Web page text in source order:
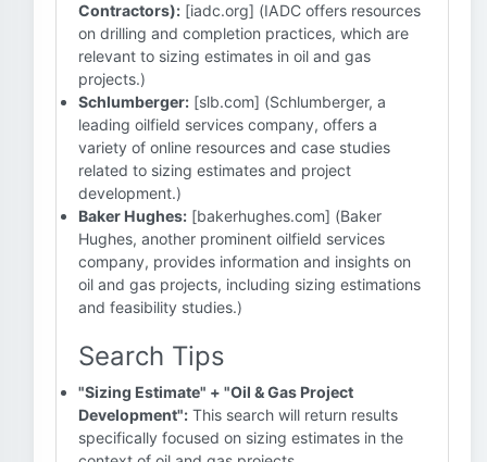
Contractors): [iadc.org] (IADC offers resources
on drilling and completion practices, which are
relevant to sizing estimates in oil and gas
projects.)
Schlumberger: [slb.com] (Schlumberger, a
leading oilfield services company, offers a
variety of online resources and case studies
related to sizing estimates and project
development.)
Baker Hughes: [bakerhughes.com] (Baker
Hughes, another prominent oilfield services
company, provides information and insights on
oil and gas projects, including sizing estimations
and feasibility studies.)
Search Tips
"Sizing Estimate" + "Oil & Gas Project
Development": This search will return results
specifically focused on sizing estimates in the